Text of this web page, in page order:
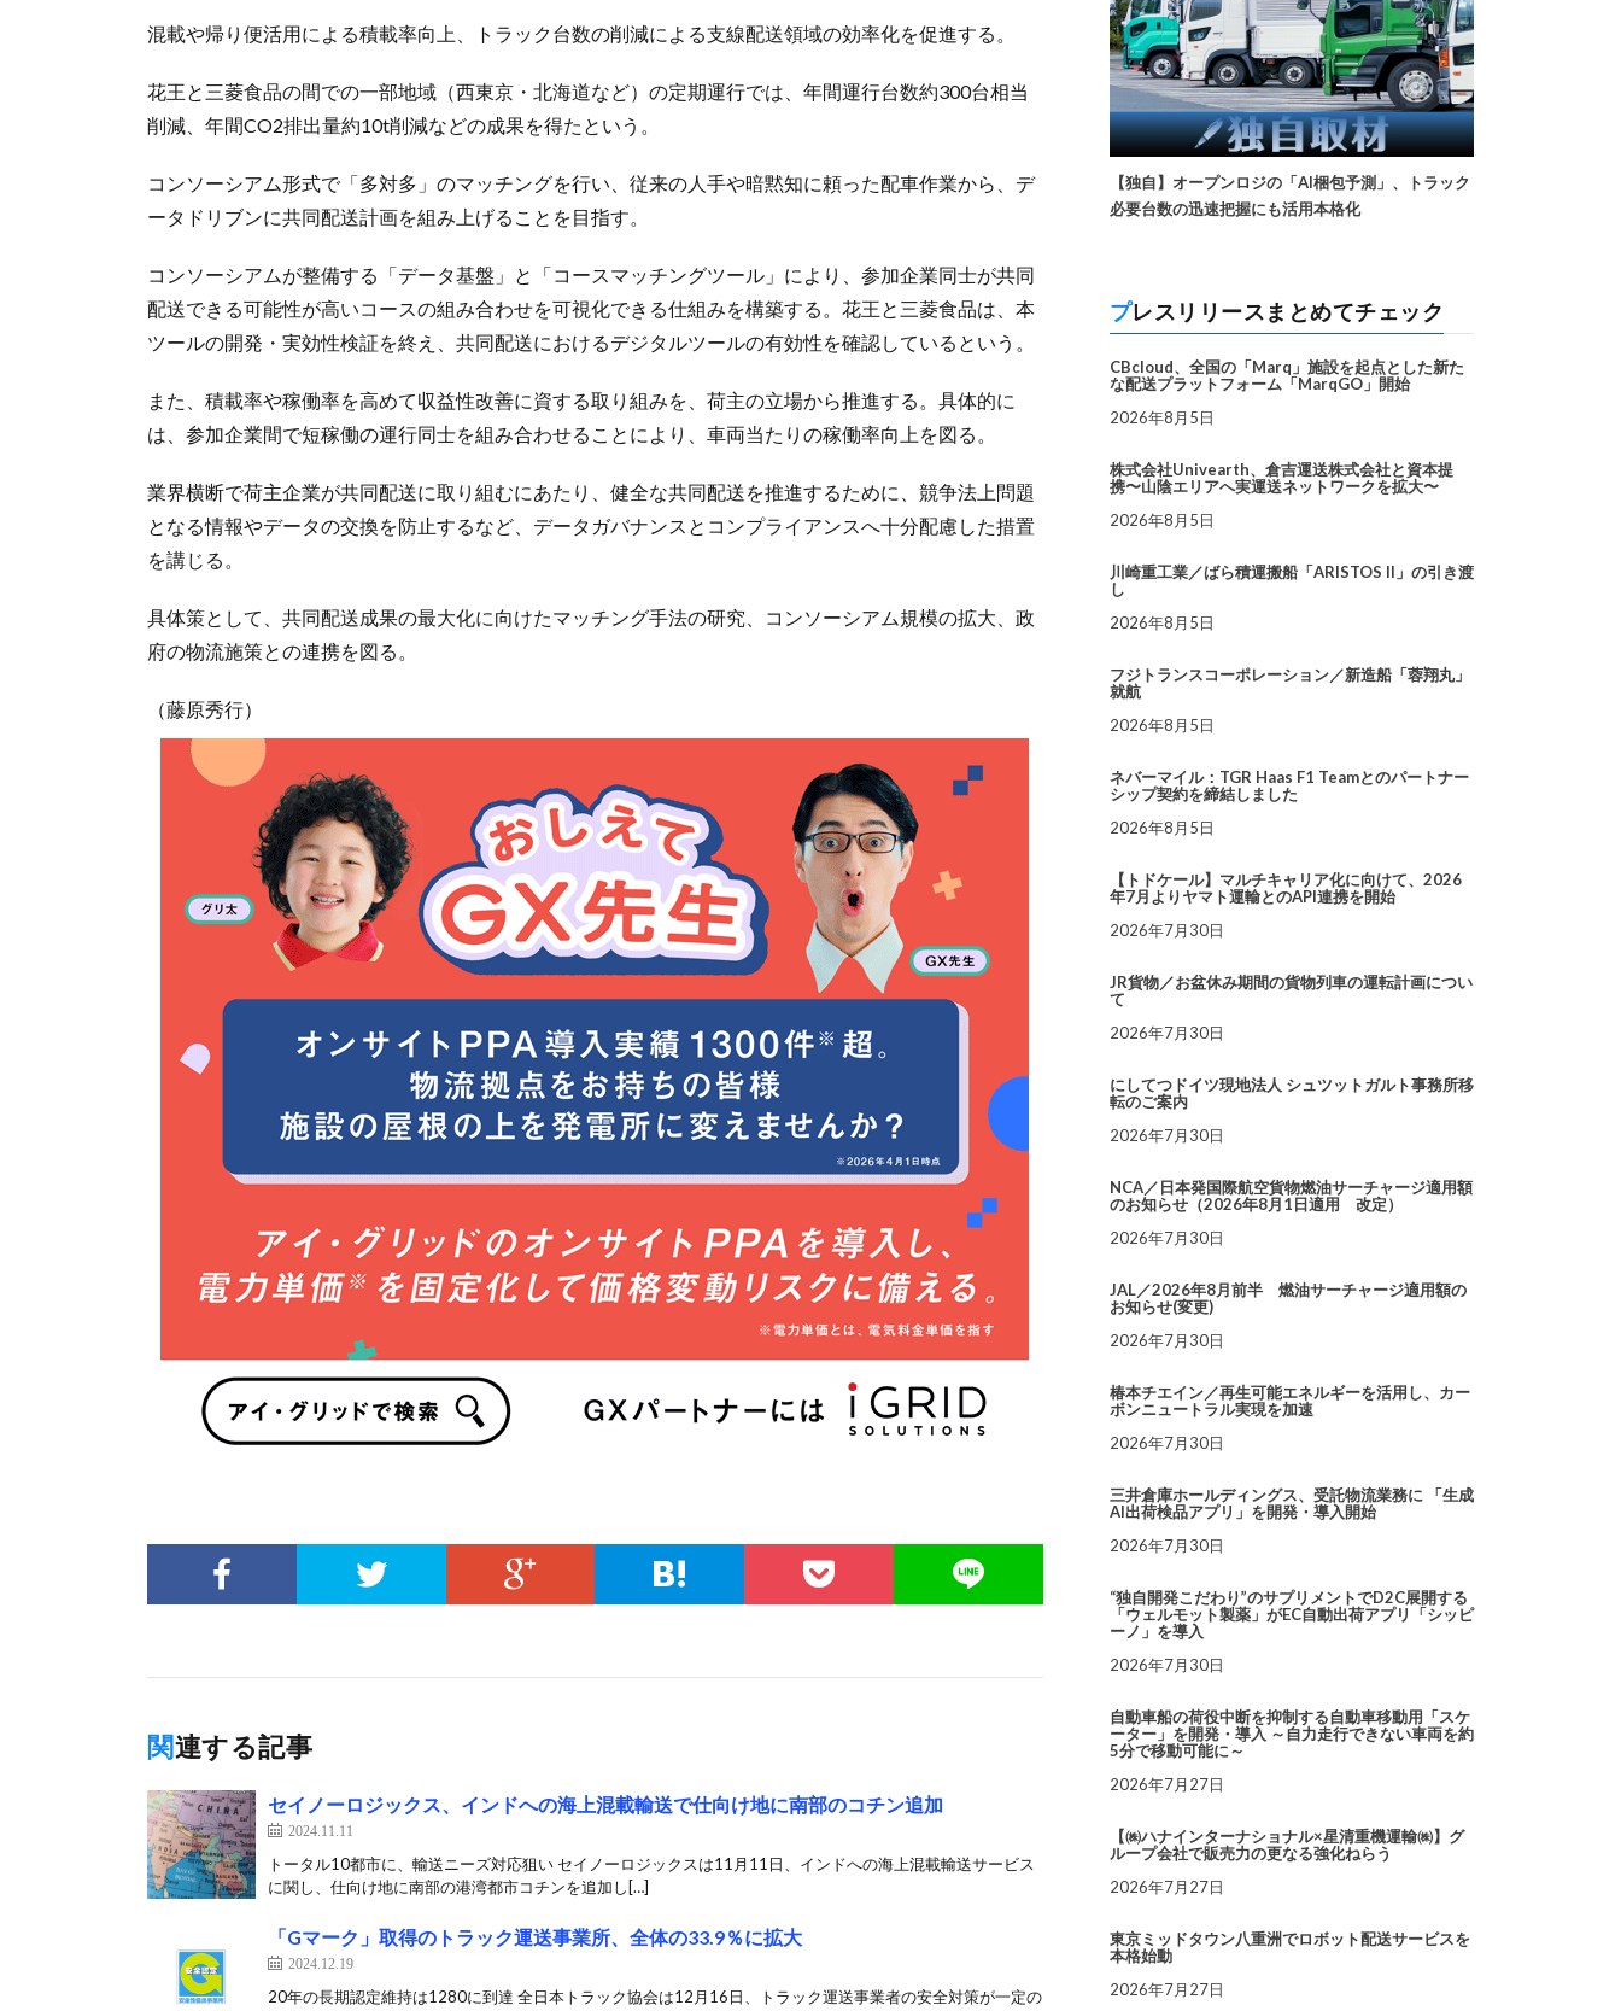
混載や帰り便活用による積載率向上、トラック台数の削減による支線配送領域の効率化を促進する。
花王と三菱食品の間での一部地域（西東京・北海道など）の定期運行では、年間運行台数約300台相当
削減、年間CO2排出量約10t削減などの成果を得たという。
コンソーシアム形式で「多対多」のマッチングを行い、従来の人手や暗黙知に頼った配車作業から、デ
ータドリブンに共同配送計画を組み上げることを目指す。
コンソーシアムが整備する「データ基盤」と「コースマッチングツール」により、参加企業同士が共同
配送できる可能性が高いコースの組み合わせを可視化できる仕組みを構築する。花王と三菱食品は、本
ツールの開発・実効性検証を終え、共同配送におけるデジタルツールの有効性を確認しているという。
また、積載率や稼働率を高めて収益性改善に資する取り組みを、荷主の立場から推進する。具体的に
は、参加企業間で短稼働の運行同士を組み合わせることにより、車両当たりの稼働率向上を図る。
業界横断で荷主企業が共同配送に取り組むにあたり、健全な共同配送を推進するために、競争法上問題
となる情報やデータの交換を防止するなど、データガバナンスとコンプライアンスへ十分配慮した措置
を講じる。
具体策として、共同配送成果の最大化に向けたマッチング手法の研究、コンソーシアム規模の拡大、政
府の物流施策との連携を図る。
（藤原秀行）
関連する記事
セイノーロジックス、インドへの海上混載輸送で仕向け地に南部のコチン追加
2024.11.11
トータル10都市に、輸送ニーズ対応狙い セイノーロジックスは11月11日、インドへの海上混載輸送サービス
に関し、仕向け地に南部の港湾都市コチンを追加し[…]
「Gマーク」取得のトラック運送事業所、全体の33.9％に拡大
2024.12.19
20年の長期認定維持は1280に到達 全日本トラック協会は12月16日、トラック運送事業者の安全対策が一定の
【独自】オープンロジの「AI梱包予測」、トラック
必要台数の迅速把握にも活用本格化
プレスリリースまとめてチェック
CBcloud、全国の「Marq」施設を起点とした新た
な配送プラットフォーム「MarqGO」開始
2026年8月5日
株式会社Univearth、倉吉運送株式会社と資本提
携〜山陰エリアへ実運送ネットワークを拡大〜
2026年8月5日
川崎重工業／ばら積運搬船「ARISTOS II」の引き渡
し
2026年8月5日
フジトランスコーポレーション／新造船「蓉翔丸」
就航
2026年8月5日
ネバーマイル：TGR Haas F1 Teamとのパートナー
シップ契約を締結しました
2026年8月5日
【トドケール】マルチキャリア化に向けて、2026
年7月よりヤマト運輸とのAPI連携を開始
2026年7月30日
JR貨物／お盆休み期間の貨物列車の運転計画につい
て
2026年7月30日
にしてつドイツ現地法人 シュツットガルト事務所移
転のご案内
2026年7月30日
NCA／日本発国際航空貨物燃油サーチャージ適用額
のお知らせ（2026年8月1日適用 改定）
2026年7月30日
JAL／2026年8月前半 燃油サーチャージ適用額の
お知らせ(変更)
2026年7月30日
椿本チエイン／再生可能エネルギーを活用し、カー
ボンニュートラル実現を加速
2026年7月30日
三井倉庫ホールディングス、受託物流業務に 「生成
AI出荷検品アプリ」を開発・導入開始
2026年7月30日
“独自開発こだわり”のサプリメントでD2C展開する
「ウェルモット製薬」がEC自動出荷アプリ「シッピ
ーノ」を導入
2026年7月30日
自動車船の荷役中断を抑制する自動車移動用「スケ
ーター」を開発・導入 ～自力走行できない車両を約
5分で移動可能に～
2026年7月27日
【㈱ハナインターナショナル×星清重機運輸㈱】グ
ループ会社で販売力の更なる強化ねらう
2026年7月27日
東京ミッドタウン八重洲でロボット配送サービスを
本格始動
2026年7月27日